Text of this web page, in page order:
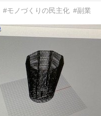
#モノづくりの民主化 #副業